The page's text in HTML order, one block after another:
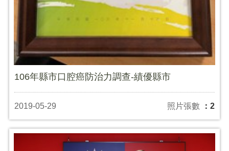
106年縣市口腔癌防治力調查-績優縣市
2019-05-29 照片張數 ：2